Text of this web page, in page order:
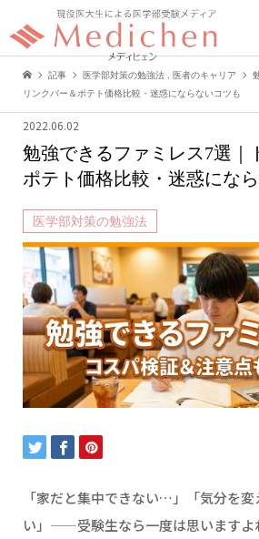
記事 医学部対策の勉強法 医者のキャリア
リンクバー＆ポテト価格比較・迷惑にならないコツも
2022.06.02
勉強できるファミレス7選｜
ポテト価格比較・迷惑にな
医学部対策の勉強法
「家だと集中できない…」「気分を
い」——受験生なら一度は思いますよ